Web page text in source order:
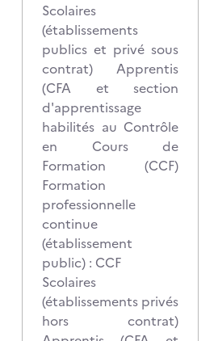
Scolaires
(établissements
publics et privé sous
contrat) Apprentis
(CFA et section
d'apprentissage
habilités au Contrôle
en Cours de
Formation (CCF)
Formation
professionnelle
continue
(établissement
public) : CCF
Scolaires
(établissements privés
hors contrat)